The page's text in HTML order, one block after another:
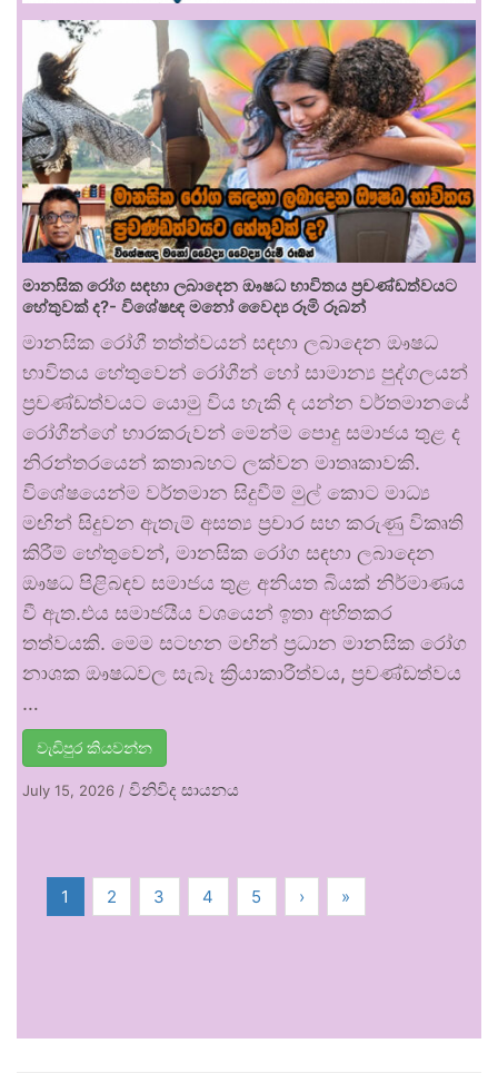
මානසික රෝග සඳහා ලබාදෙන ඖෂධ භාවිතය ප්‍රචණ්ඩත්වයට
හේතුවක් ද?- විශේෂඥ මනෝ වෛද්‍ය රූමි රූබන්
මානසික රෝගී තත්ත්වයන් සඳහා ලබාදෙන ඖෂධ
භාවිතය හේතුවෙන් රෝගීන් හෝ සාමාන්‍ය පුද්ගලයන්
ප්‍රචණ්ඩත්වයට යොමු විය හැකි ද යන්න වර්තමානයේ
රෝගීන්ගේ භාරකරුවන් මෙන්ම පොදු සමාජය තුළ ද
නිරන්තරයෙන් කතාබහට ලක්වන මාතෘකාවකි.
විශේෂයෙන්ම වර්තමාන සිදුවීම් මුල් කොට මාධ්‍ය
මඟින් සිදුවන ඇතැම් අසත්‍ය ප්‍රචාර සහ කරුණු විකෘති
කිරීම් හේතුවෙන්, මානසික රෝග සඳහා ලබාදෙන
ඖෂධ පිළිබඳව සමාජය තුළ අනියත බියක් නිර්මාණය
වී ඇත.එය සමාජයීය වශයෙන් ඉතා අහිතකර
තත්වයකි. මෙම සටහන මඟින් ප්‍රධාන මානසික රෝග
නාශක ඖෂධවල සැබෑ ක්‍රියාකාරීත්වය, ප්‍රචණ්ඩත්වය
…
වැඩිපුර කියවන්න
July 15, 2026 / විනිවිද සායනය
1 2 3 4 5 › »